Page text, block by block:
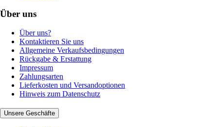
Über uns
Über uns?
Kontaktieren Sie uns
Allgemeine Verkaufsbedingungen
Rückgabe & Erstattung
Impressum
Zahlungsarten
Lieferkosten und Versandoptionen
Hinweis zum Datenschutz
Unsere Geschäfte